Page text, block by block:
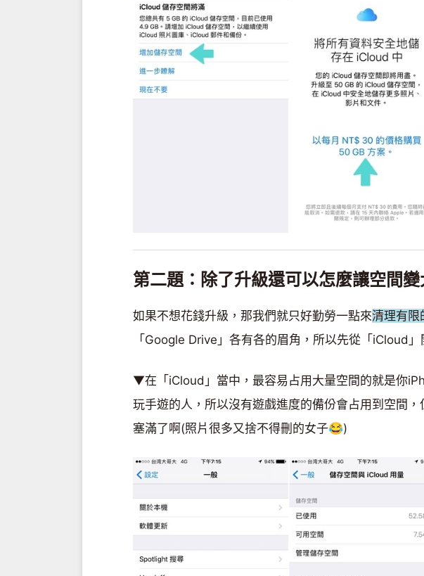
第二題：除了升級還可以怎麼讓空間變
如果不想花錢升級，那我們就只好勤勞一點來清理有限
「Google Drive」各有各的眉角，所以先從「iCloud」
▼在「iCloud」當中，最容易占用大量空間的就是你
玩手遊的人，所以沒有遊戲進度的備份會占用到空間
塞滿了啊(照片很多又捨不得刪的女子😂)